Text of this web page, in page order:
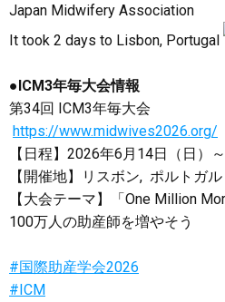
Japan Midwifery Association
It took 2 days to Lisbon, Portugal
●ICM3年毎大会情報
第34回 ICM3年毎大会
https://www.midwives2026.org/
【日程】2026年6月14日（日）
【開催地】リスボン, ポルトガル
【大会テーマ】「One Million
100万人の助産師を増やそう
#国際助産学会2026
#ICM